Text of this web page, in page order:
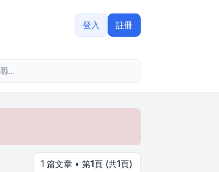
登入 註冊
1 篇文章 • 第1頁 (共1頁)